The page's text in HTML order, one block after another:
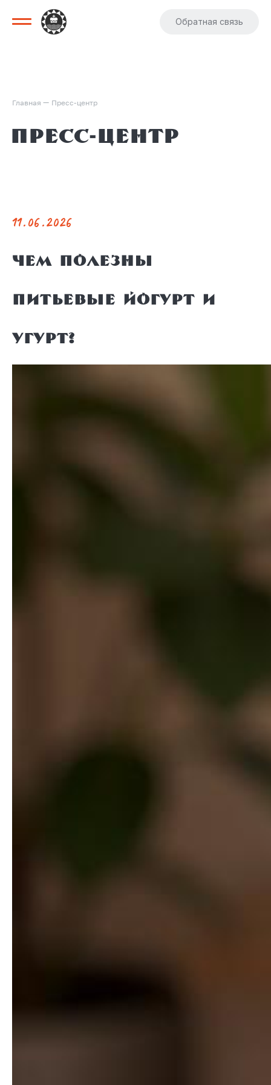
Обратная связь
Главная — Пресс-центр
Пресс-центр
11.06.2026
Чем полезны
питьевые йогурт и
угурт?